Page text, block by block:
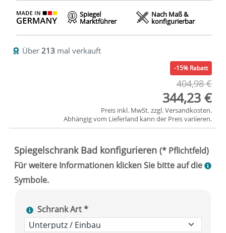
Spiegel
Marktführer
Nach Maß &
konfigurierbar
Über 213 mal verkauft
-15% Rabatt
404,98 €
344,23 €
Preis inkl. MwSt. zzgl.Versandkosten.
Abhängig vom Lieferland kann der Preis variieren.
Schrank Art *